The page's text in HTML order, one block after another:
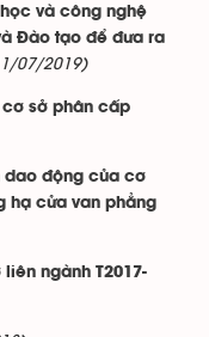
và công nghệ
Đào tạo để đưa ra
07/2019)
cơ sở phân cấp
dao động của cơ
hạ cửa van phẳng
ngành T2017-